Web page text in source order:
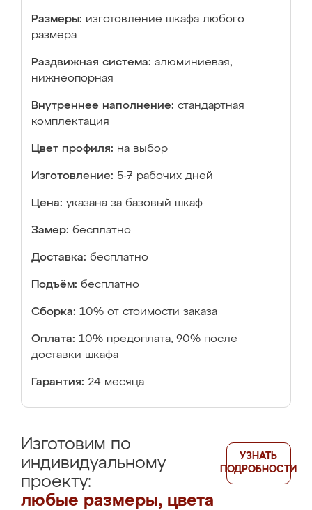
Размеры: изготовление шкафа любого
размера
Раздвижная система: алюминиевая,
нижнеопорная
Внутреннее наполнение: стандартная
комплектация
Цвет профиля: на выбор
Изготовление: 5-7 рабочих дней
Цена: указана за базовый шкаф
Замер: бесплатно
Доставка: бесплатно
Подъём: бесплатно
Сборка: 10% от стоимости заказа
Оплата: 10% предоплата, 90% после
доставки шкафа
Гарантия: 24 месяца
Изготовим по
индивидуальному
проекту:
любые размеры, цвета
УЗНАТЬ
ПОДРОБНОСТИ